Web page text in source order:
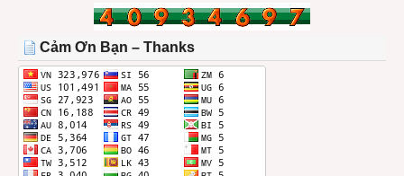
THÁNG
Cảm Ơn Bạn – Thanks